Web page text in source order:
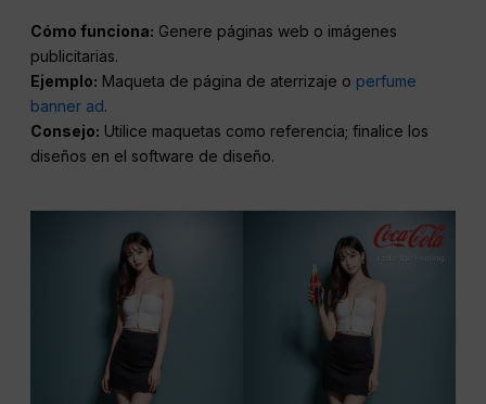
Cómo funciona: Genere páginas web o imágenes
publicitarias.
Ejemplo: Maqueta de página de aterrizaje o perfume
banner ad.
Consejo: Utilice maquetas como referencia; finalice los
diseños en el software de diseño.